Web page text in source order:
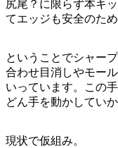
尻尾？に限らず本キ
てエッジも安全のた
ということでシャープ
合わせ目消しやモー
いっています。この
どん手を動かしてい
現状で仮組み。